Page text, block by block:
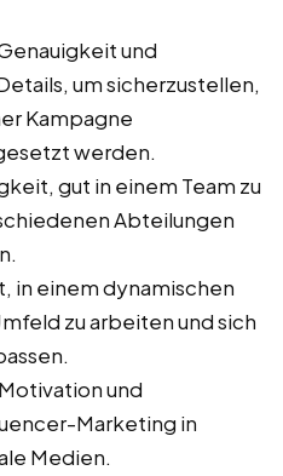
und
um sicherzustellen,
Kampagne
werden.
gut in einem Team zu
Abteilungen
in einem dynamischen
zu arbeiten und sich
und
Marketing in
Medien.